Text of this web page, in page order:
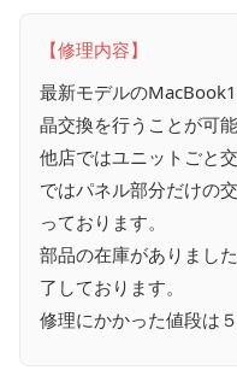
【修理内容】
最新モデルの
晶交換を行うことが可能
他店ではユニットごと
ではパネル部分だけの
っております。
部品の在庫がありまし
了しております。
修理にかかった値段は５